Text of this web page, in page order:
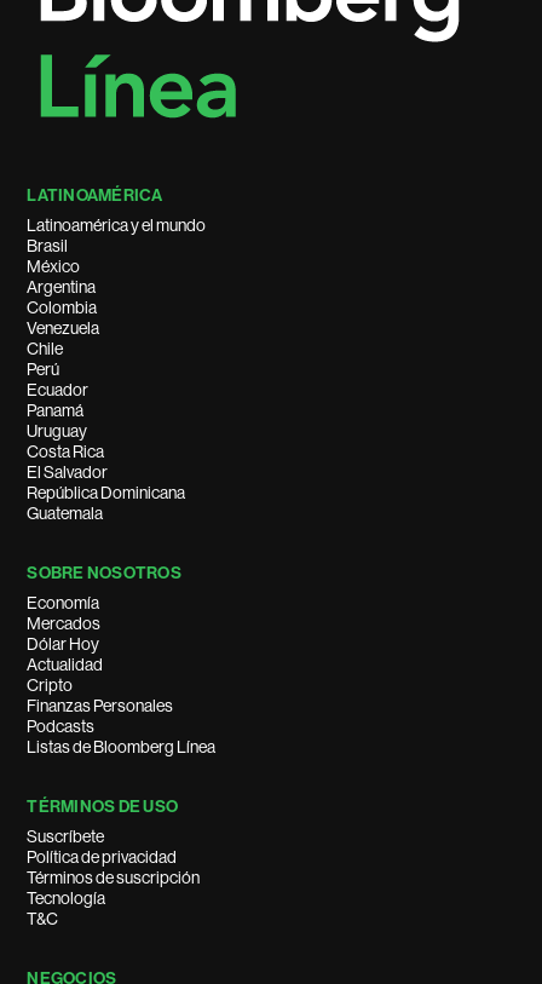
LATINOAMÉRICA
Latinoamérica y el mundo
Brasil
México
Argentina
Colombia
Venezuela
Chile
Perú
Ecuador
Panamá
Uruguay
Costa Rica
El Salvador
República Dominicana
Guatemala
SOBRE NOSOTROS
Economía
Mercados
Dólar Hoy
Actualidad
Cripto
Finanzas Personales
Podcasts
Listas de Bloomberg Línea
TÉRMINOS DE USO
Suscríbete
Política de privacidad
Términos de suscripción
Tecnología
T&C
NEGOCIOS